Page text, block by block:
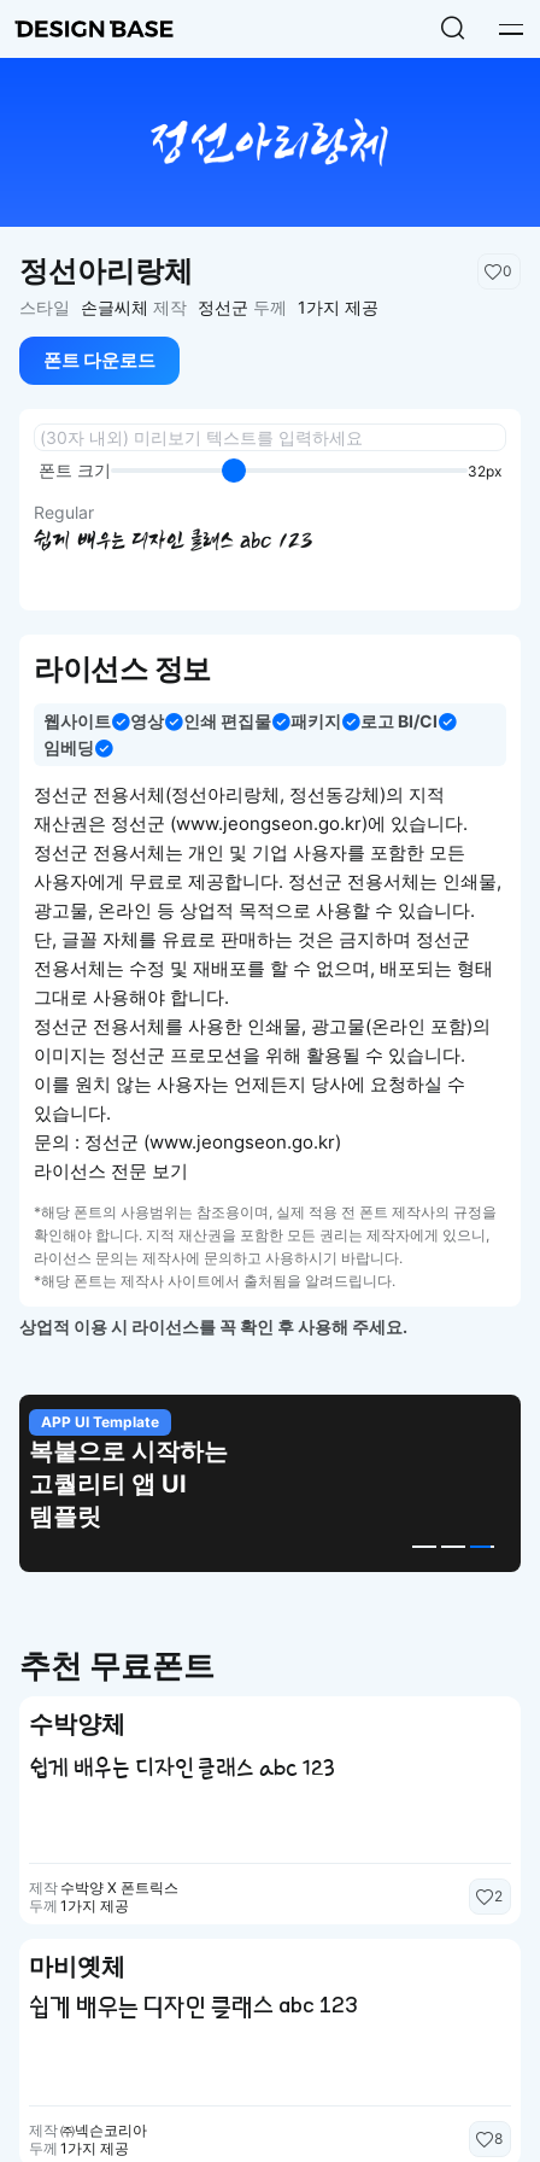
정선아리랑체 0
스타일 손글씨체 제작 정선군 두께 1가지 제공
폰트 다운로드
폰트 크기 32px
Regular
쉽게 배우는 디자인 클래스 abc 123
라이선스 정보
웹사이트 영상 인쇄 편집물 패키지
로고 BI/CI
임베딩
정선군 전용서체(정선아리랑체, 정선동강체)의 지적
재산권은 정선군 (www.jeongseon.go.kr)에 있습니다.
정선군 전용서체는 개인 및 기업 사용자를 포함한 모든
사용자에게 무료로 제공합니다. 정선군 전용서체는 인쇄물,
광고물, 온라인 등 상업적 목적으로 사용할 수 있습니다.
단, 글꼴 자체를 유료로 판매하는 것은 금지하며 정선군
전용서체는 수정 및 재배포를 할 수 없으며, 배포되는 형태
그대로 사용해야 합니다.
정선군 전용서체를 사용한 인쇄물, 광고물(온라인 포함)의
이미지는 정선군 프로모션을 위해 활용될 수 있습니다.
이를 원치 않는 사용자는 언제든지 당사에 요청하실 수
있습니다.
문의 : 정선군 (www.jeongseon.go.kr)
라이선스 전문 보기
*해당 폰트의 사용범위는 참조용이며, 실제 적용 전 폰트 제작사의 규정을
확인해야 합니다. 지적 재산권을 포함한 모든 권리는 제작자에게 있으니,
라이선스 문의는 제작사에 문의하고 사용하시기 바랍니다.
*해당 폰트는 제작사 사이트에서 출처됨을 알려드립니다.
상업적 이용 시 라이선스를 꼭 확인 후 사용해 주세요.
APP UI Template
복붙으로 시작하는
고퀄리티 앱 UI
템플릿
추천 무료폰트
수박양체
쉽게 배우는 디자인 클래스 abc 123
제작 수박양 X 폰트릭스
두께 1가지 제공
2
마비옛체
쉽게 배우는 디자인 클래스 abc 123
제작㈜넥슨코리아
두께 1가지 제공
8